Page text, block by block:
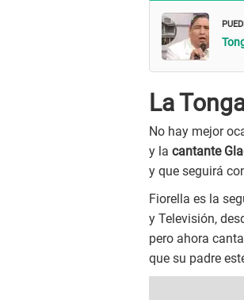
La
No hay mejor
y la cantante
y que seguirá
Fiorella es la
y Televisión,
pero ahora
que su padre